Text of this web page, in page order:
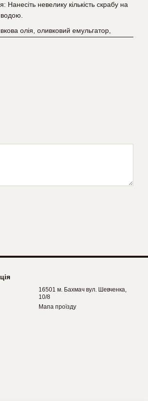
невелику кількість скрабу на
водою.
олія, оливковий емульгатор,
16501 м. Бахмач вул. Шевченка,
10/8
Мапа проїзду